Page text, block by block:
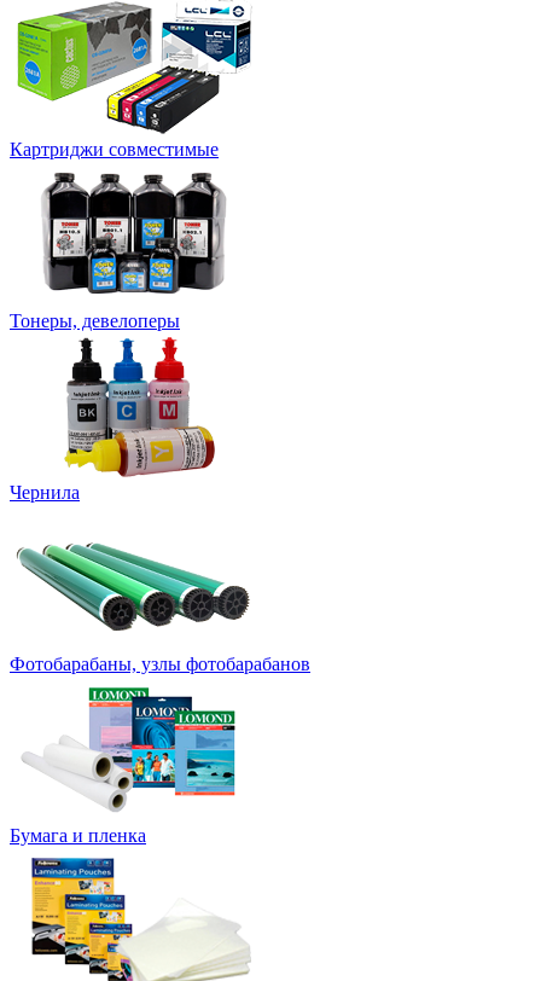
Картриджи совместимые
Тонеры, девелоперы
Чернила
Фотобарабаны, узлы фотобарабанов
Бумага и пленка